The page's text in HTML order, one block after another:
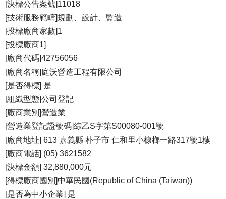
[決標公告案號]11018
[技術服務範疇]規劃、設計、監造
[投標廠商家數]1
[投標廠商1]
[廠商代碼]42756056
[廠商名稱]庭沃營造工程有限公司
[是否得標] 是
[組織型態]公司登記
[廠商業別]營造業
[營造業登記證號碼]綜乙S字第S00080-001號
[廠商地址] 613 嘉義縣 朴子市 仁和里小槺榔一路317號1樓
[廠商電話] (05) 3621582
[決標金額] 32,880,000元
[得標廠商國別]中華民國(Republic of China (Taiwan))
[是否為中小企業] 是